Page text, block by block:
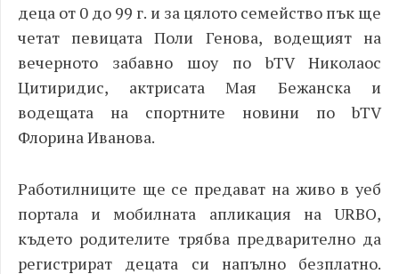
деца от 0 до 99 г. и за цялото семейство пък ще
четат певицата Поли Генова, водещият на
вечерното забавно шоу по bTV Николаос
Цитиридис, актрисата Мая Бежанска и
водещата на спортните новини по bTV
Флорина Иванова.
Работилниците ще се предават на живо в уеб
портала и мобилната апликация на URBО,
където родителите трябва предварително да
регистрират децата си напълно безплатно.